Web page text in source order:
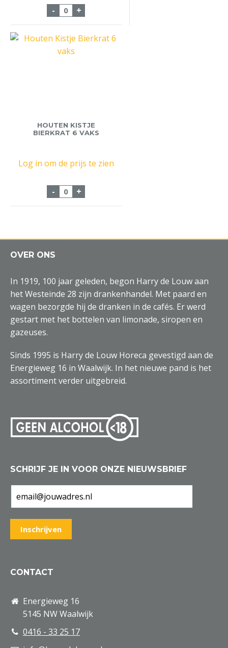
- Twee Vaks Magnum Kist aantal
+
HOUTEN KISTJE
BIERKRAT 6 VAKS
Log in om de prijs te zien
- Houten Kistje Bierkrat 6 vaks aantal
+
OVER ONS
In 1919, 100 jaar geleden, begon Harry de Louw aan
het Westeinde 28 zijn drankenhandel. Met paard en
wagen bezorgde hij de dranken in de cafés. Er werd
gestart met het bottelen van limonade, siropen en
gazeuses.
Sinds 1995 is Harry de Louw Horeca gevestigd aan de
Energieweg 16 in Waalwijk. In het nieuwe pand is het
assortiment verder uitgebreid.
SCHRIJF JE IN VOOR ONZE NIEUWSBRIEF
CONTACT
Energieweg 16
5145 NW Waalwijk
0416 - 33 25 17